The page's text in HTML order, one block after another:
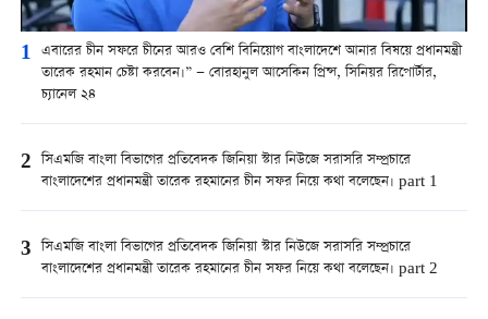
1 এবারের চীন সফরে চীনের আরও বেশি বিনিয়োগ বাংলাদেশে আনার বিষয়ে প্রধানমন্ত্রী
তারেক রহমান চেষ্টা করবেন।” — বোরহানুল আসেকিন প্রিন্স, সিনিয়র রিপোর্টার,
চ্যানেল ২৪
2 সিএমজি বাংলা বিভাগের প্রতিবেদক জিনিয়া স্টার নিউজে সরাসরি সম্প্রচারে
বাংলাদেশের প্রধানমন্ত্রী তারেক রহমানের চীন সফর নিয়ে কথা বলেছেন। part 1
3 সিএমজি বাংলা বিভাগের প্রতিবেদক জিনিয়া স্টার নিউজে সরাসরি সম্প্রচারে
বাংলাদেশের প্রধানমন্ত্রী তারেক রহমানের চীন সফর নিয়ে কথা বলেছেন। part 2